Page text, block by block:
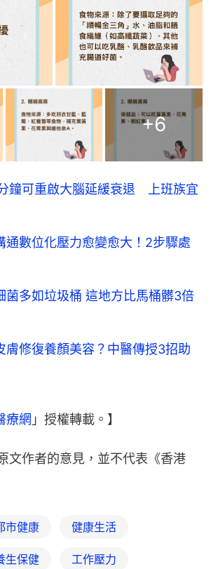
+6
鐘可重啟大腦延緩衰退 上班族宜
通數位化壓力愈變愈大！2步驟處
菌多如垃圾桶 這地方比馬桶髒3倍
膚修復養顏美容？中醫傳授3招助
療網 」授權轉載。】
文作者的意見，並不代表《香港
市健康 健康生活
生保健 工作壓力